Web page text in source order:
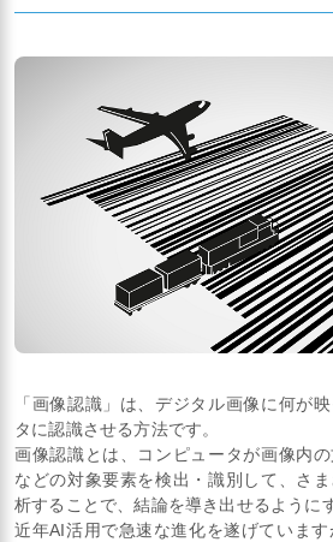
「画像認識」は、デジタル画像に何が
タに認識させる方法です。
画像認識とは、コンピュータが画像内
などの対象要素を検出・識別して、さ
析することで、結論を導き出せるように
近年AI活用で急速な進化を遂げていま